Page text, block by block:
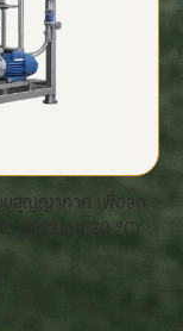
บสูญญากาศ เพื่อลด
เอทานอล 30 °C)